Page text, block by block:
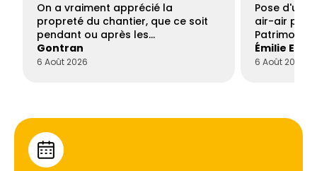
On a vraiment apprécié la
propreté du chantier, que ce soit
pendant ou après les…
Gontran
6 Août 2026
Pose d'une
air-air par
Patrimoine
Émilie
6 Août 2026